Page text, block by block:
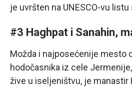
je uvršten na UNESCO-vu
#3 Haghpat i Sanahin,
Možda i najposećenije mesto
hodočasnika iz cele
žive u iseljeništvu, je manastir